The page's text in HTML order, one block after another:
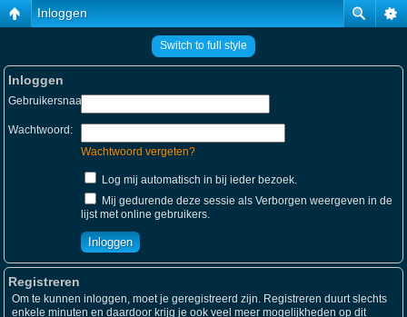
Inloggen
Switch to full style
Inloggen
Gebruikersnaam:
Wachtwoord:
Wachtwoord vergeten?
Log mij automatisch in bij ieder bezoek.
Mij gedurende deze sessie als Verborgen weergeven in de
lijst met online gebruikers.
Registreren
Om te kunnen inloggen, moet je geregistreerd zijn. Registreren duurt slechts
enkele minuten en daardoor krijg je ook veel meer mogelijkheden op dit